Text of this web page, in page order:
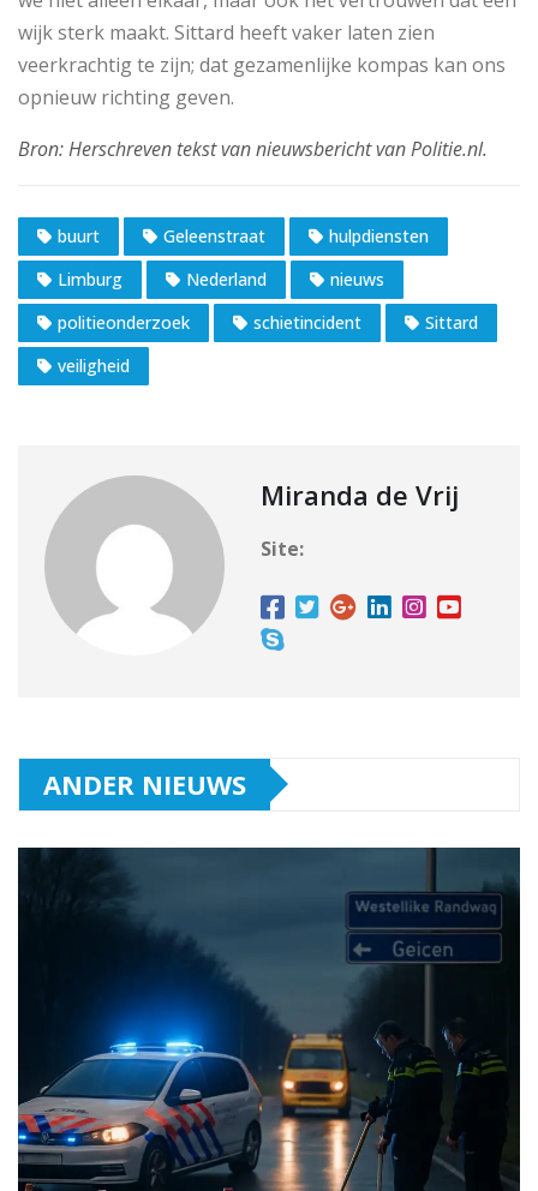
wijk sterk maakt. Sittard heeft vaker laten zien
veerkrachtig te zijn; dat gezamenlijke kompas kan ons
opnieuw richting geven.
buurt Geleenstraat
hulpdiensten
Limburg
Nederland
nieuws
politieonderzoek
schietincident
Sittard
veiligheid
Miranda de Vrij
Site:
ANDER NIEUWS